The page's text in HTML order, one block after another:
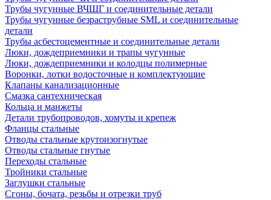
Трубы чугунные ВЧШГ и соединительные детали
Трубы чугунные безраструбные SML и соединительные
детали
Трубы асбестоцементные и соединительные детали
Люки, дождеприемники и трапы чугунные
Люки, дождеприемники и колодцы полимерные
Воронки, лотки водосточные и комплектующие
Клапаны канализационные
Смазка сантехническая
Кольца и манжеты
Детали трубопроводов, хомуты и крепеж
Фланцы стальные
Отводы стальные крутоизогнутые
Отводы стальные гнутые
Переходы стальные
Тройники стальные
Заглушки стальные
Сгоны, бочата, резьбы и отрезки труб